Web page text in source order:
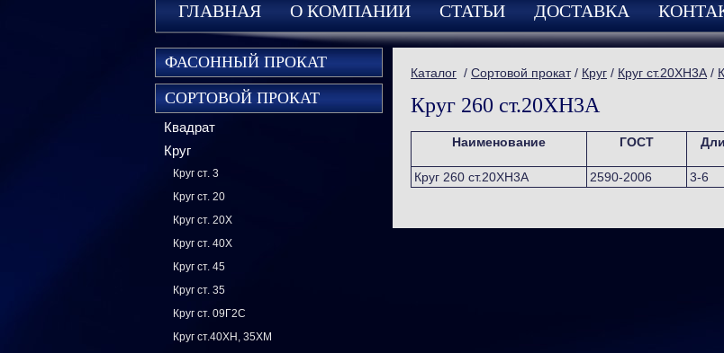
ГЛАВНАЯ О КОМПАНИИ СТАТЬИ ДОСТАВКА
ФАСОННЫЙ ПРОКАТ
СОРТОВОЙ ПРОКАТ
Квадрат
Круг
Круг ст. 3
Круг ст. 20
Круг ст. 20Х
Круг ст. 40Х
Круг ст. 45
Круг ст. 35
Круг ст. 09Г2С
Круг ст.40ХН, 35ХМ
Каталог / Сортовой прокат/ Круг / Круг ст.20ХН3А /
Круг 260 ст.20ХН3А
Наименование ГОСТ
Круг 260 ст.20ХН3А
2590-2006 3-6